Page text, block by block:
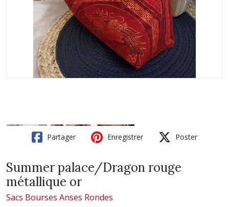
Partager Enregistrer Poster
Summer palace/Dragon rouge
métallique or
Sacs Bourses Anses Rondes